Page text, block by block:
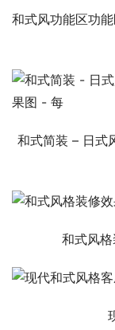
和式风功能区功
和式简装 – 日式
和式风